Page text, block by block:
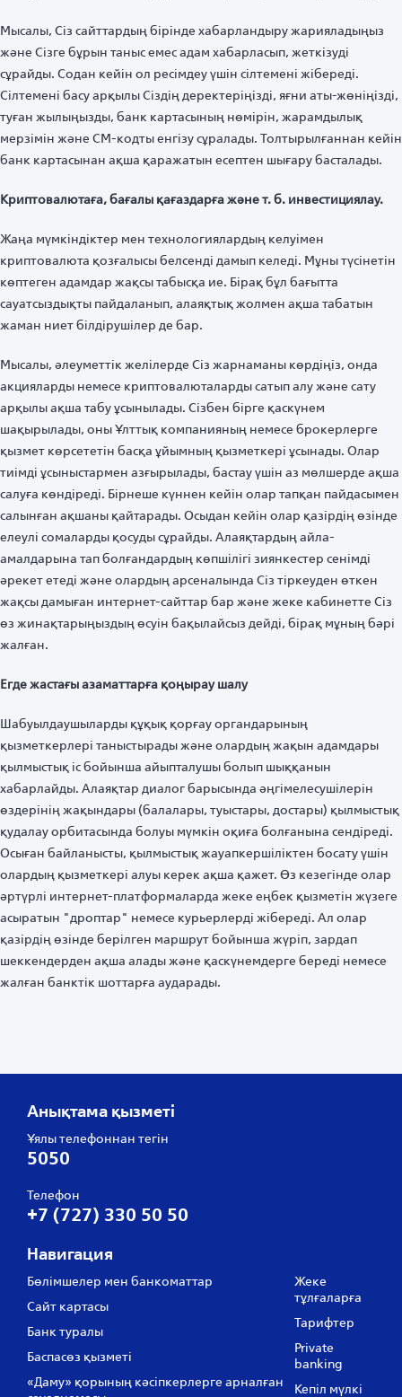
Мысалы, Сіз сайттардың бірінде хабарландыру жарияладыңыз
және Сізге бұрын таныс емес адам хабарласып, жеткізуді
сұрайды. Содан кейін ол ресімдеу үшін сілтемені жібереді.
Сілтемені басу арқылы Сіздің деректеріңізді, яғни аты-жөніңізді,
туған жылыңызды, банк картасының нөмірін, жарамдылық
мерзімін және СМ-кодты енгізу сұралады. Толтырылғаннан кейін
банк картасынан ақша қаражатын есептен шығару басталады.
Криптовалютаға, бағалы қағаздарға және т. б. инвестициялау.
Жаңа мүмкіндіктер мен технологиялардың келуімен
криптовалюта қозғалысы белсенді дамып келеді. Мұны түсінетін
көптеген адамдар жақсы табысқа ие. Бірақ бұл бағытта
сауатсыздықты пайдаланып, алаяқтық жолмен ақша табатын
жаман ниет білдірушілер де бар.
Мысалы, әлеуметтік желілерде Сіз жарнаманы көрдіңіз, онда
акцияларды немесе криптовалюталарды сатып алу және сату
арқылы ақша табу ұсынылады. Сізбен бірге қаскүнем
шақырылады, оны Ұлттық компанияның немесе брокерлерге
қызмет көрсететін басқа ұйымның қызметкері ұсынады. Олар
тиімді ұсыныстармен азғырылады, бастау үшін аз мөлшерде ақша
салуға көндіреді. Бірнеше күннен кейін олар тапқан пайдасымен
салынған ақшаны қайтарады. Осыдан кейін олар қазірдің өзінде
елеулі сомаларды қосуды сұрайды. Алаяқтардың айла-
амалдарына тап болғандардың көпшілігі зиянкестер сенімді
әрекет етеді және олардың арсеналында Сіз тіркеуден өткен
жақсы дамыған интернет-сайттар бар және жеке кабинетте Сіз
өз жинақтарыңыздың өсуін бақылайсыз дейді, бірақ мұның бәрі
жалған.
Егде жастағы азаматтарға қоңырау шалу
Шабуылдаушыларды құқық қорғау органдарының
қызметкерлері таныстырады және олардың жақын адамдары
қылмыстық іс бойынша айыпталушы болып шыққанын
хабарлайды. Алаяқтар диалог барысында әңгімелесушілерін
өздерінің жақындары (балалары, туыстары, достары) қылмыстық
қудалау орбитасында болуы мүмкін оқиға болғанына сендіреді.
Осыған байланысты, қылмыстық жауапкершіліктен босату үшін
олардың қызметкері алуы керек ақша қажет. Өз кезегінде олар
әртүрлі интернет-платформаларда жеке еңбек қызметін жүзеге
асыратын "дроптар" немесе курьерлерді жібереді. Ал олар
қазірдің өзінде берілген маршрут бойынша жүріп, зардап
шеккендерден ақша алады және қаскүнемдерге береді немесе
жалған банктік шоттарға аударады.
Анықтама қызметі
Ұялы телефоннан тегін
5050
Телефон
+7 (727) 330 50 50
Навигация
Бөлімшелер мен банкоматтар
Сайт картасы
Банк туралы
Баспасөз қызметі
«Даму» қорының кәсіпкерлерге арналған
Жеке
тұлғаларға
Тарифтер
Private
banking
Кепіл мүлкі